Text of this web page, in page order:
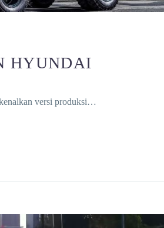
HYUNDAI
versi produksi…